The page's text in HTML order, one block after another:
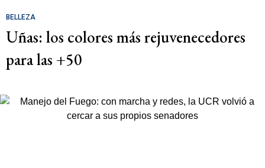
BELLEZA
Uñas: los colores más rejuvenecedores
para las +50